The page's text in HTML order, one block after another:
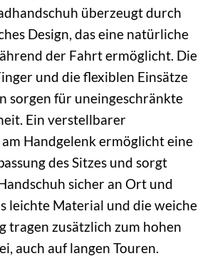
überzeugt durch
Design, das eine natürliche
der Fahrt ermöglicht. Die
und die flexiblen Einsätze
sorgen für uneingeschränkte
Ein verstellbarer
Handgelenk ermöglicht eine
des Sitzes und sorgt
sicher an Ort und
leichte Material und die weiche
tragen zusätzlich zum hohen
auch auf langen Touren.